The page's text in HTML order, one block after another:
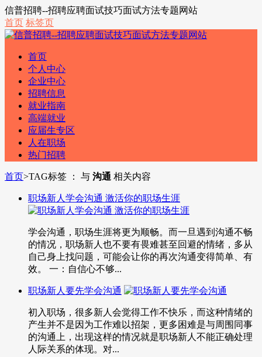
信普招聘--招聘应聘面试技巧面试方法专题网站
首页 标签页
首页
个人中心
企业中心
招聘信息
就业指南
高端就业
应届生专区
人在职场
热门招聘
首页>TAG标签 ： 与 沟通 相关内容
职场新人学会沟通 激活你的职场生涯
学会沟通，职场生涯将更为顺畅。而一旦遇到沟通不畅
的情况，职场新人也不要有畏难甚至回避的情绪，多从
自己身上找问题，可能会让你的再次沟通变得简单、有
效。 一：自信心不够...
职场新人要先学会沟通
初入职场，很多新人会觉得工作不快乐，而这种情绪的
产生并不是因为工作难以招架，更多困难是与周围同事
的沟通上，出现这样的情况就是职场新人不能正确处理
人际关系的体现。对...